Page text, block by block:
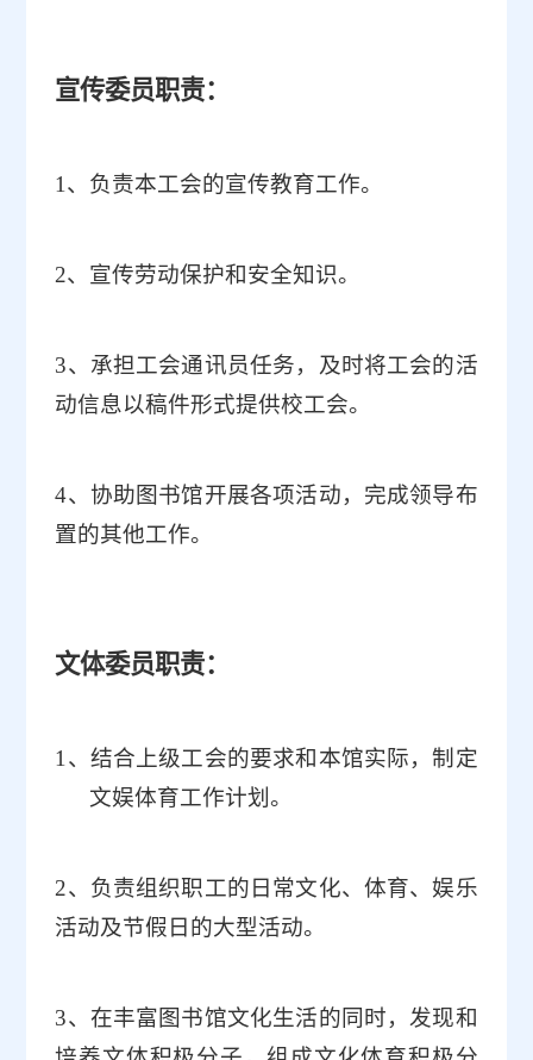
宣传委员职责：
1 、负责本工会的宣传教育工作。
2、宣传劳动保护和安全知识。
3、承担工会通讯员任务，及时将工会的活
动信息以稿件形式提供校工会。
4、协助图书馆开展各项活动，完成领导布
置的其他工作。
文体委员职责：
1、 结合上级工会的要求和本馆实际，制定
文娱体育工作计划。
2、负责组织职工的日常文化、体育、娱乐
活动及节假日的大型活动。
3、在丰富图书馆文化生活的同时，发现和